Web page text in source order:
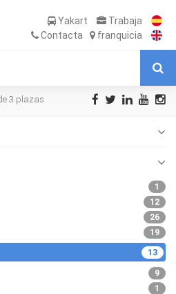
Yakart
Trabaja
Contacta
franquicia
3 plazas
1
12
26
19
13
9
1